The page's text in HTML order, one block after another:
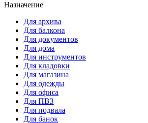
Назначение
Для архива
Для балкона
Для документов
Для дома
Для инструментов
Для кладовки
Для магазина
Для одежды
Для офиса
Для ПВЗ
Для подвала
Для банок